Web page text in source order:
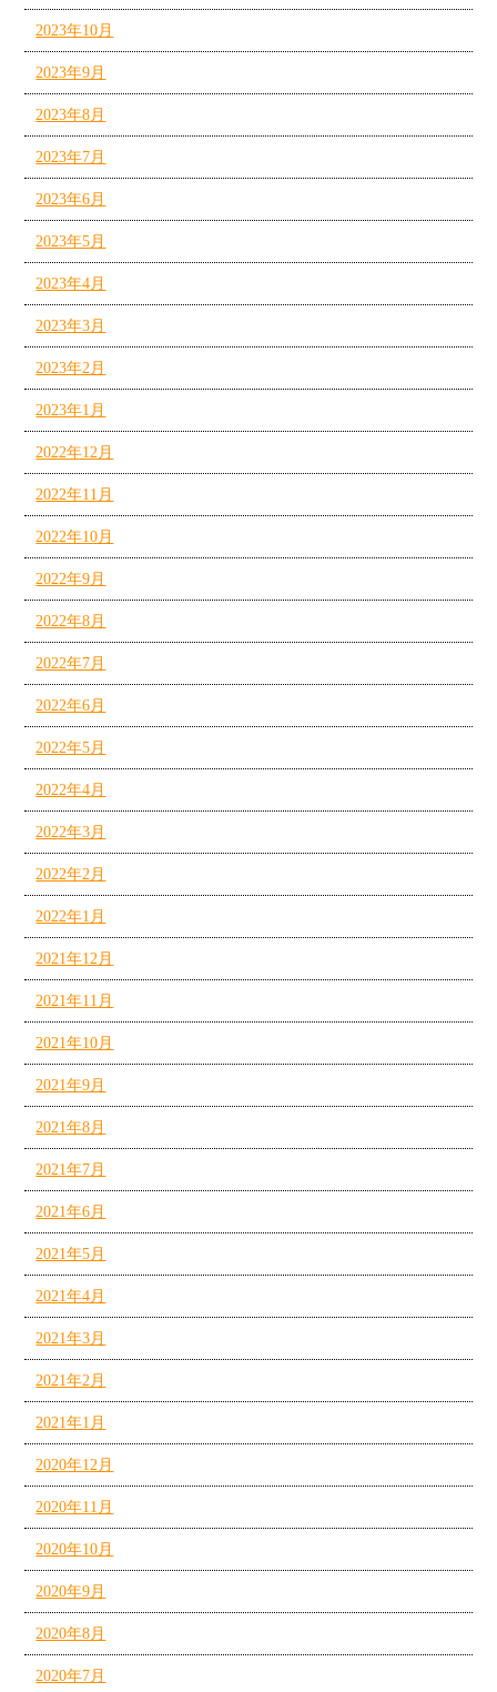
2023年10月
2023年9月
2023年8月
2023年7月
2023年6月
2023年5月
2023年4月
2023年3月
2023年2月
2023年1月
2022年12月
2022年11月
2022年10月
2022年9月
2022年8月
2022年7月
2022年6月
2022年5月
2022年4月
2022年3月
2022年2月
2022年1月
2021年12月
2021年11月
2021年10月
2021年9月
2021年8月
2021年7月
2021年6月
2021年5月
2021年4月
2021年3月
2021年2月
2021年1月
2020年12月
2020年11月
2020年10月
2020年9月
2020年8月
2020年7月